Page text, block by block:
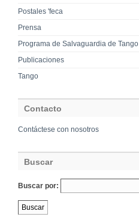
Postales 'feca
Prensa
Programa de Salvaguardia de Tango
Publicaciones
Tango
Contacto
Contáctese con nosotros
Buscar
Buscar por: